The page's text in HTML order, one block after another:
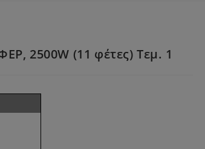
2500W (11 φέτες) Τεμ. 1